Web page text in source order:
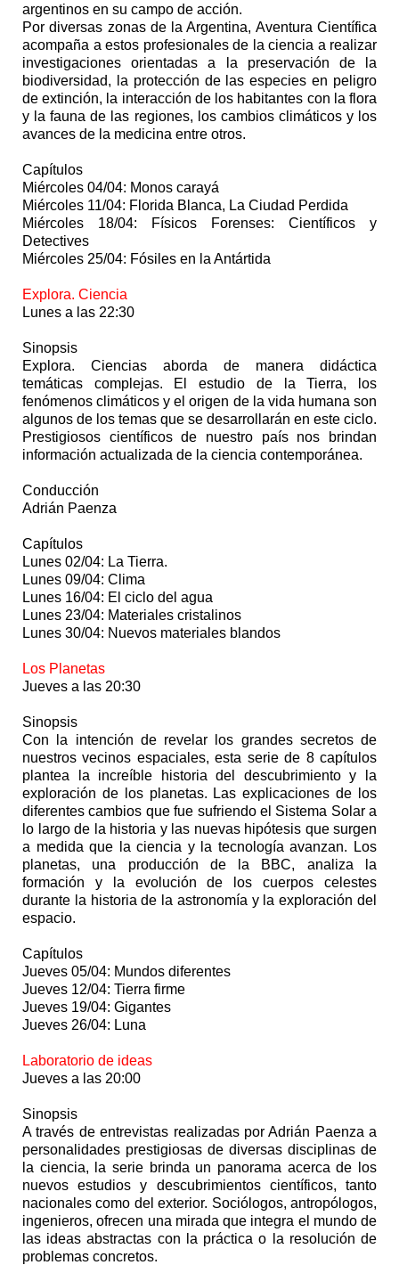
argentinos en su campo de acción.
Por diversas zonas de la Argentina, Aventura Científica
acompaña a estos profesionales de la ciencia a realizar
investigaciones orientadas a la preservación de la
biodiversidad, la protección de las especies en peligro
de extinción, la interacción de los habitantes con la flora
y la fauna de las regiones, los cambios climáticos y los
avances de la medicina entre otros.
Capítulos
Miércoles 04/04: Monos carayá
Miércoles 11/04: Florida Blanca, La Ciudad Perdida
Miércoles 18/04: Físicos Forenses: Científicos y
Detectives
Miércoles 25/04: Fósiles en la Antártida
Explora. Ciencia
Lunes a las 22:30
Sinopsis
Explora. Ciencias aborda de manera didáctica
temáticas complejas. El estudio de la Tierra, los
fenómenos climáticos y el origen de la vida humana son
algunos de los temas que se desarrollarán en este ciclo.
Prestigiosos científicos de nuestro país nos brindan
información actualizada de la ciencia contemporánea.
Conducción
Adrián Paenza
Capítulos
Lunes 02/04: La Tierra.
Lunes 09/04: Clima
Lunes 16/04: El ciclo del agua
Lunes 23/04: Materiales cristalinos
Lunes 30/04: Nuevos materiales blandos
Los Planetas
Jueves a las 20:30
Sinopsis
Con la intención de revelar los grandes secretos de
nuestros vecinos espaciales, esta serie de 8 capítulos
plantea la increíble historia del descubrimiento y la
exploración de los planetas. Las explicaciones de los
diferentes cambios que fue sufriendo el Sistema Solar a
lo largo de la historia y las nuevas hipótesis que surgen
a medida que la ciencia y la tecnología avanzan. Los
planetas, una producción de la BBC, analiza la
formación y la evolución de los cuerpos celestes
durante la historia de la astronomía y la exploración del
espacio.
Capítulos
Jueves 05/04: Mundos diferentes
Jueves 12/04: Tierra firme
Jueves 19/04: Gigantes
Jueves 26/04: Luna
Laboratorio de ideas
Jueves a las 20:00
Sinopsis
A través de entrevistas realizadas por Adrián Paenza a
personalidades prestigiosas de diversas disciplinas de
la ciencia, la serie brinda un panorama acerca de los
nuevos estudios y descubrimientos científicos, tanto
nacionales como del exterior. Sociólogos, antropólogos,
ingenieros, ofrecen una mirada que integra el mundo de
las ideas abstractas con la práctica o la resolución de
problemas concretos.